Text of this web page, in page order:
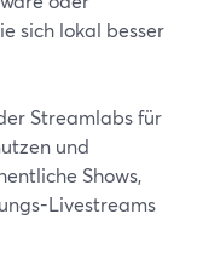
sich lokal besser
Streamlabs für
und
Shows,
Livestreams